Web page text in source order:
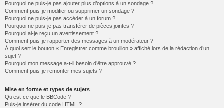
Pourquoi ne puis-je pas ajouter plus d’options à un sondage ?
Comment puis-je modifier ou supprimer un sondage ?
Pourquoi ne puis-je pas accéder à un forum ?
Pourquoi ne puis-je pas transférer de pièces jointes ?
Pourquoi ai-je reçu un avertissement ?
Comment puis-je rapporter des messages à un modérateur ?
À quoi sert le bouton « Enregistrer comme brouillon » affiché lors de la rédaction d’un
sujet ?
Pourquoi mon message a-t-il besoin d’être approuvé ?
Comment puis-je remonter mes sujets ?
Mise en forme et types de sujets
Qu’est-ce que le BBCode ?
Puis-je insérer du code HTML ?